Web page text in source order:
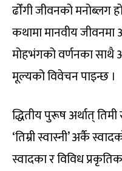
ढोँगी जीवनको मनोब्लग
कथामा मानवीय
मोहभंगको वर्णनका
मूल्यको विवेचन पाइन्छ ।
द्धितीय पुरूष अर्थात्
‘तिम्री स्वास्नी’ अर्कै
स्वादका र विविध